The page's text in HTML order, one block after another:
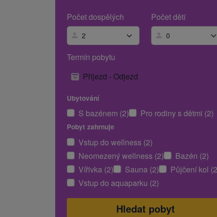
Počet dospělých
Počet dětí
Termín pobytu
Příjezd - Odjezd
Ubytování
S bazénem (2) Pro rodiny s dětmi (2)
Pobyt zahrnuje
Vstup do wellness (2)
Neomezený wellness (2)
Bazén (2)
Vířivka (2)
Sauna (2)
Půjčení kol
Vstup do aquaparku (2)